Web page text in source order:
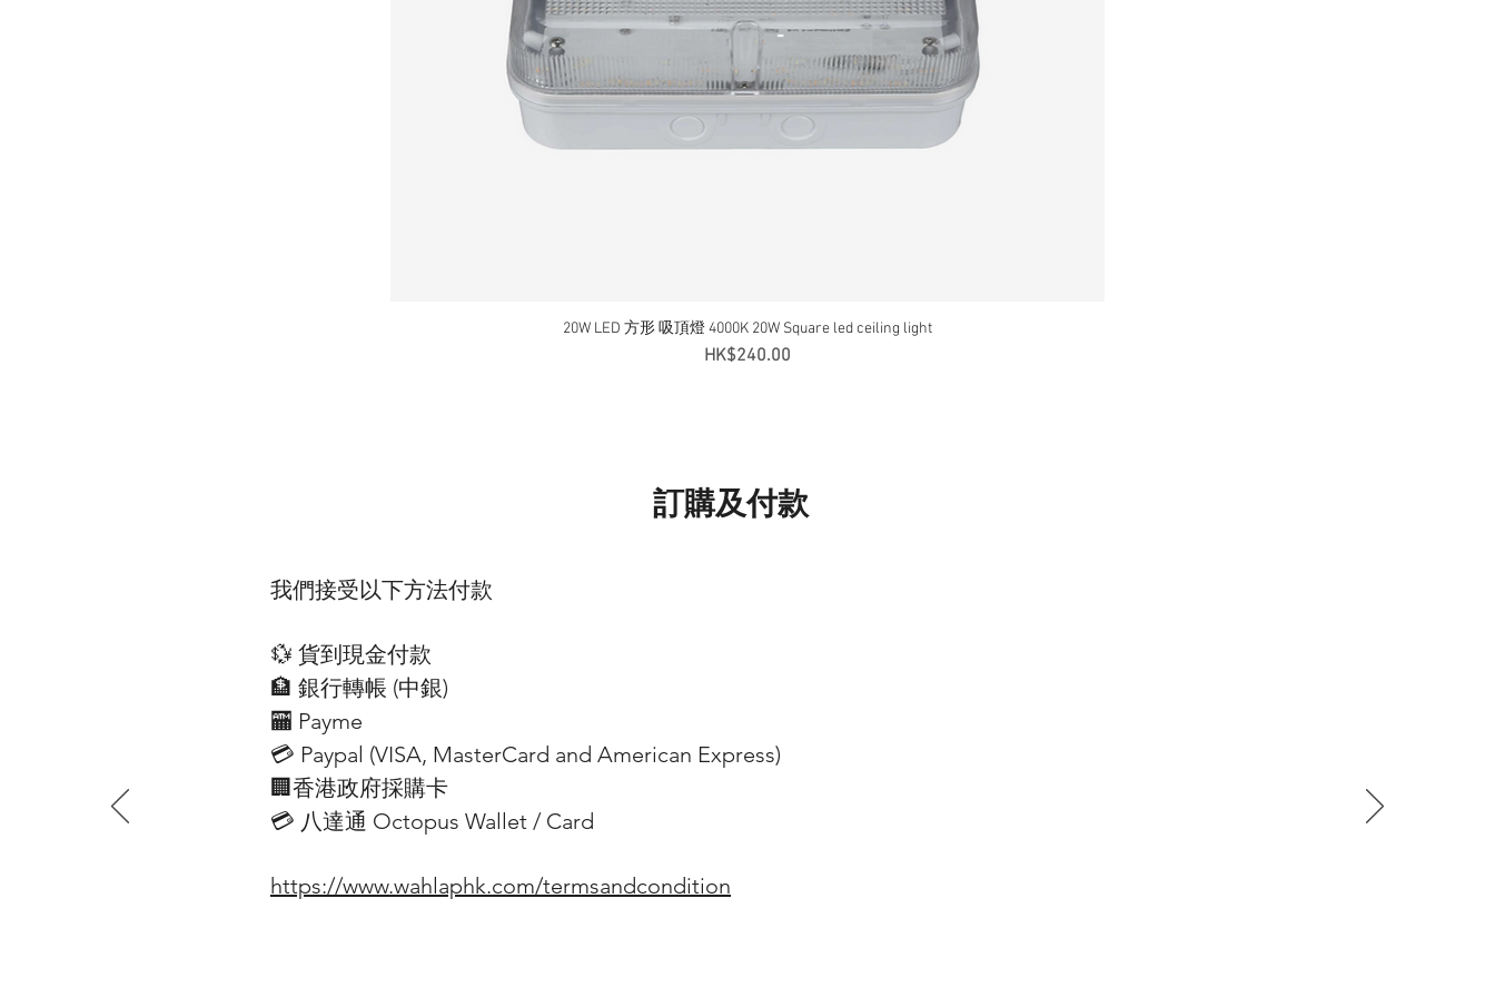
訂購及付款
我們接受以下方法付款
💱 貨到現金付款
🏦 銀行轉帳 (​中銀)
🏧 Payme
💳 Paypal (VISA​, MasterCard and American Express)
🏢香港政府採購卡
💳 八達通 Octopus Wallet / Card
https://www.wahlaphk.com/termsandcondition
快速瀏覽
20W LED 方形 吸頂燈 4000K 20W Square led ceiling light
價格
HK$240.00